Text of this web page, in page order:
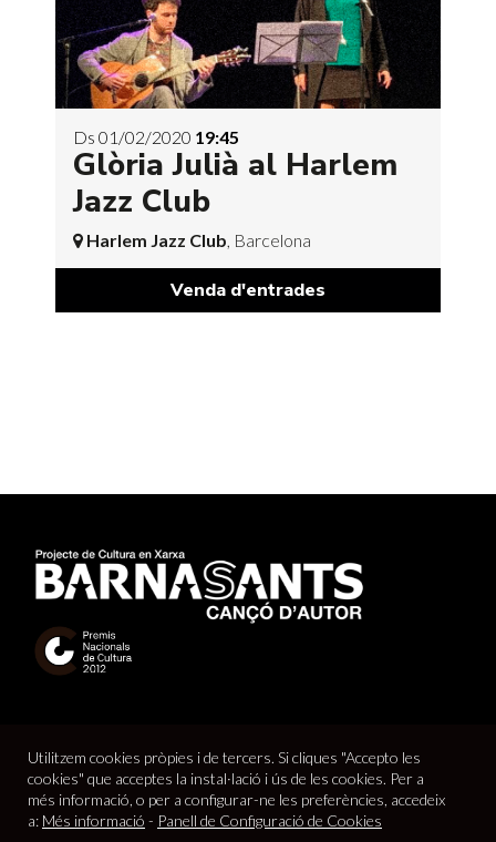
Ds 01/02/2020 19:45
Glòria Julià al Harlem
Jazz Club
Harlem Jazz Club, Barcelona
Venda d'entrades
Utilitzem cookies pròpies i de tercers. Si cliques "Accepto les
cookies" que acceptes la instal·lació i ús de les cookies. Per a
més informació, o per a configurar-ne les preferències, accedeix
a: Més informació - Panell de Configuració de Cookies